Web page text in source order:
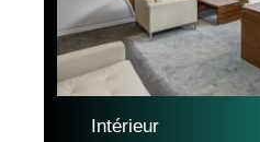
Intérieur